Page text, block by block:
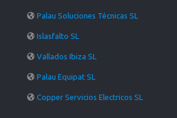
Palau Soluciones Técnicas SL
Islasfalto SL
Vallados Ibiza SL
Palau Equipat SL
Copper Servicios Electricos SL